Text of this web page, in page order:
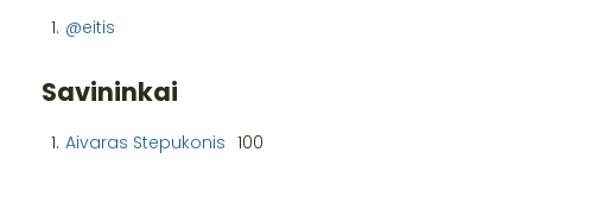
1. @eitis
Savininkai
1. Aivaras Stepukonis 100